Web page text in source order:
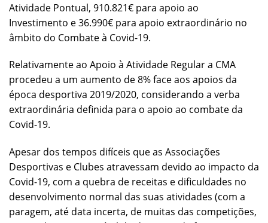
Atividade Pontual, 910.821€ para apoio ao
Investimento e 36.990€ para apoio extraordinário no
âmbito do Combate à Covid-19.
Relativamente ao Apoio à Atividade Regular a CMA
procedeu a um aumento de 8% face aos apoios da
época desportiva 2019/2020, considerando a verba
extraordinária definida para o apoio ao combate da
Covid-19.
Apesar dos tempos difíceis que as Associações
Desportivas e Clubes atravessam devido ao impacto da
Covid-19, com a quebra de receitas e dificuldades no
desenvolvimento normal das suas atividades (com a
paragem, até data incerta, de muitas das competições,